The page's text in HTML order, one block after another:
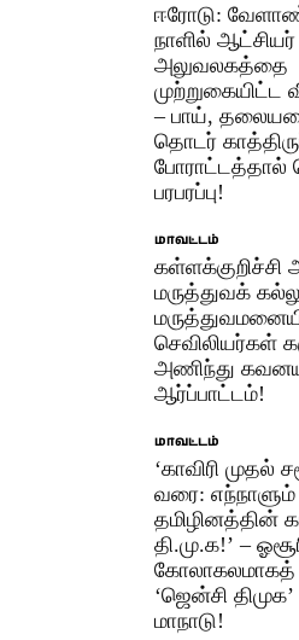
ஈரோடு:
நாளில் ஆட்சியர்
அலுவலகத்தை
முற்றுகையிட்ட
– பாய்,
தொடர்
போராட்டத்தால்
பரபரப்பு!
மாவட்டம்
கள்ளக்குறிச்சி
மருத்துவக்
செவிலியர்கள்
அணிந்து
ஆர்ப்பாட்டம்!
மாவட்டம்
‘காவிரி முதல்
வரை: எந்நாளும்
தமிழினத்தின்
தி.மு.க!’ –
‘ஜென்சி திமுக’
மாநாடு!